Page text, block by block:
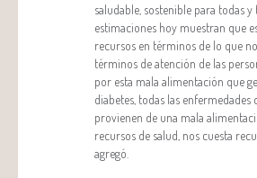
saludable, sostenible para todas y
estimaciones hoy muestran que
recursos en términos de lo que
términos de atención de las
por esta mala alimentación que
diabetes, todas las
provienen de una mala
recursos de salud, nos cuesta
agregó.